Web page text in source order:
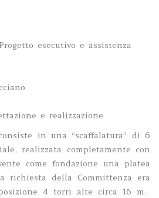
esecutivo e assistenza
e realizzazione
in una “scaffalatura” di 6
realizzata completamente con
come fondazione una platea
richiesta della Committenza era
4 torri alte circa 16 m.